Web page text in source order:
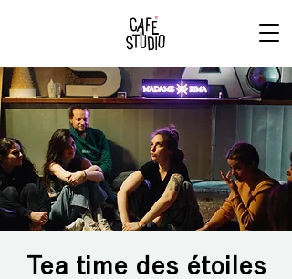
Tea time des étoiles